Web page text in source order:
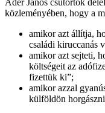
közleményében, hogy a
amikor azt állítja,
családi kiruccanás
amikor azt sejteti,
költségeit az
fizettük ki”;
amikor azzal
külföldön